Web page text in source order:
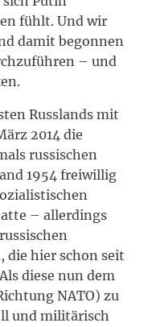
fühlt. Und wir
damit begonnen
– und
Russlands mit
2014 die
russischen
1954 freiwillig
– allerdings
die hier schon seit
diese nun dem
NATO) zu
und militärisch